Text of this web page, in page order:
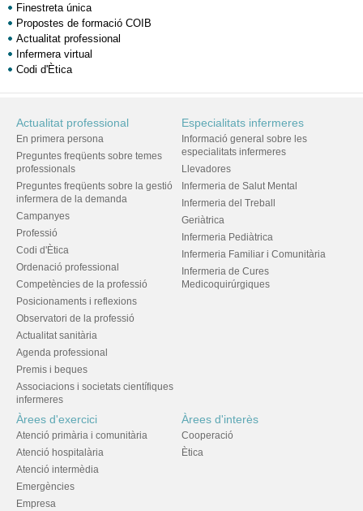
Finestreta única
Propostes de formació COIB
Actualitat professional
Infermera virtual
Codi d'Ètica
Actualitat professional
En primera persona
Preguntes freqüents sobre temes
professionals
Preguntes freqüents sobre la gestió
infermera de la demanda
Campanyes
Professió
Codi d'Ètica
Ordenació professional
Competències de la professió
Posicionaments i reflexions
Observatori de la professió
Actualitat sanitària
Agenda professional
Premis i beques
Associacions i societats científiques
infermeres
Especialitats infermeres
Informació general sobre les
especialitats infermeres
Llevadores
Infermeria de Salut Mental
Infermeria del Treball
Geriàtrica
Infermeria Pediàtrica
Infermeria Familiar i Comunitària
Infermeria de Cures
Medicoquirúrgiques
Àrees d'exercici
Atenció primària i comunitària
Atenció hospitalària
Atenció intermèdia
Emergències
Empresa
Àrees d'interès
Cooperació
Ètica